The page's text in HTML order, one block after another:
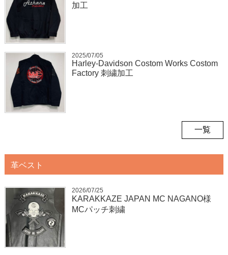
加工
2025/07/05
Harley-Davidson Costom Works Costom
Factory 刺繍加工
一覧
革ベスト
2026/07/25
KARAKKAZE JAPAN MC NAGANO様
MCパッチ刺繍